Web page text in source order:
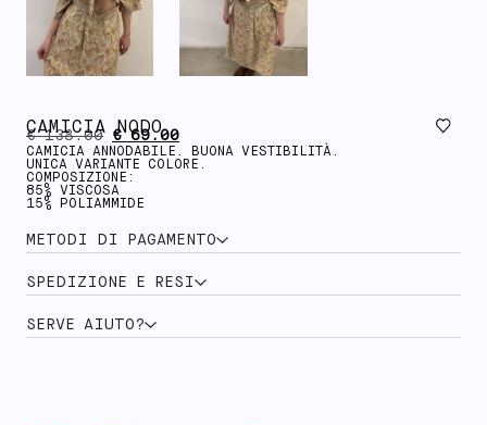
CAMICIA NODO
€138.00 €69.00
CAMICIA ANNODABILE. BUONA VESTIBILITÀ.
UNICA VARIANTE COLORE.
COMPOSIZIONE:
85% VISCOSA
15% POLIAMMIDE
METODI DI PAGAMENTO
SPEDIZIONE E RESI
SERVE AIUTO?